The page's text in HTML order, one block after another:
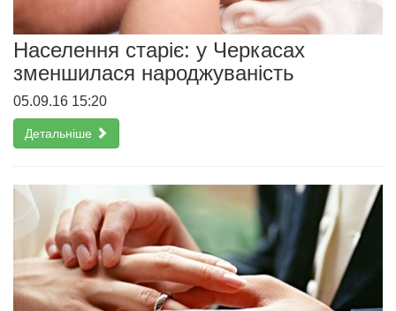
Населення старіє: у Черкасах
зменшилася народжуваність
05.09.16 15:20
Детальніше